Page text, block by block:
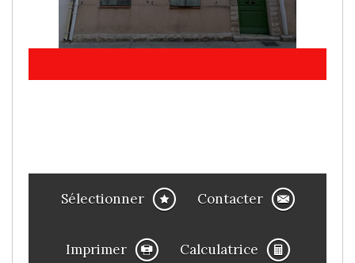
Sélectionner Contacter
Imprimer Calculatrice